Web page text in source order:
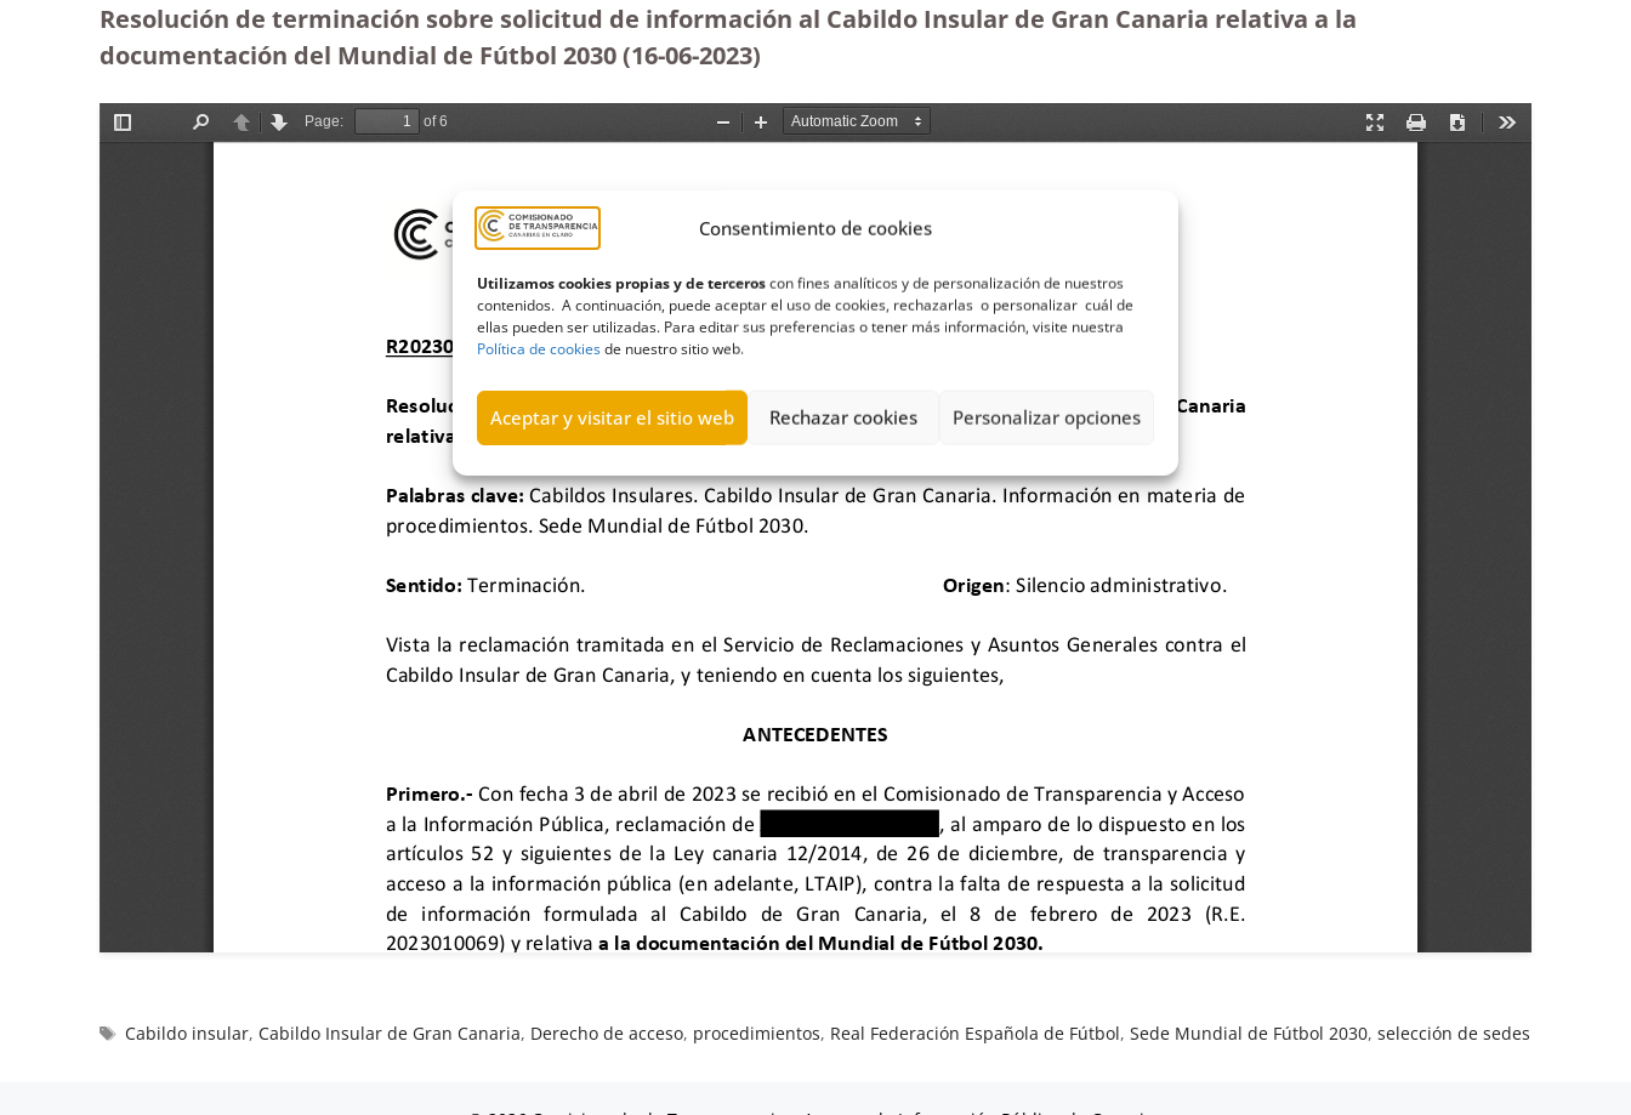
Consentimiento de cookies
Utilizamos cookies propias y de terceroscon fines analíticos y de personalización de nuestros
contenidos. A continuación, puede aceptar el uso de cookies, rechazarlas o personalizar cuál de
ellas pueden ser utilizadas. Para editar sus preferencias o tener más información, visite nuestra
Política de cookiesde nuestro sitio web.
Aceptar y visitar el sitio web Rechazar cookies Personalizar opciones
Resolución de terminación sobre solicitud de información al Cabildo Insular de Gran Canaria relativa a la
documentación del Mundial de Fútbol 2030 (16-06-2023)
Cabildo insular,Cabildo Insular de Gran Canaria, Derecho de acceso, procedimientos, Real Federación Española de Fútbol,Sede Mundial de Fútbol 2030,selección de sedes